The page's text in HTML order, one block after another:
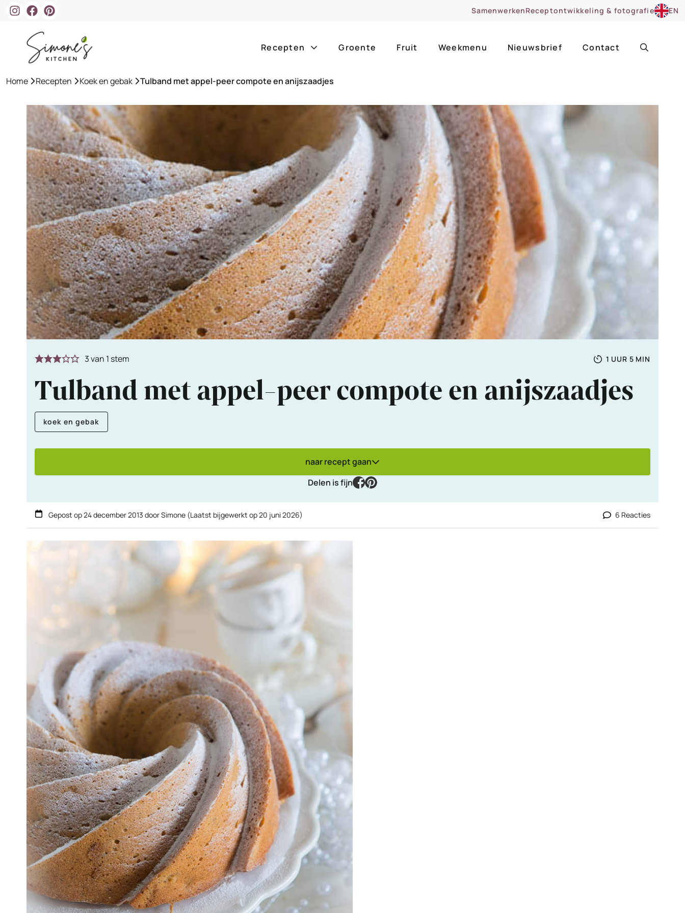
SamenwerkenReceptontwikkeling & fotografie EN
Recepten
bijgerechten
lunch hoofdgerechten
borrelhapjes desserts
voorgerechten drankjes
alle groentes
alle fruitsoorten
zomer zoet
barbecue
eenpansgerecht
slow cooker
Groente Fruit Weekmenu Nieuwsbrief Contact
Home »Recepten »Koek en gebak »Tulband met appel-peer compote en anijszaadjes
3van 1 stem
Totale
1 UUR
UUR 5MINUTEN
MIN
Tulband met appel-peer compote en anijszaadjes
koek en gebak
naar recept gaan
Delen is fijn
facebook
pinterest
Gepost op24 december 2013 doorSimone (Laatst bijgewerkt op20 juni 2026) 6 Reacties